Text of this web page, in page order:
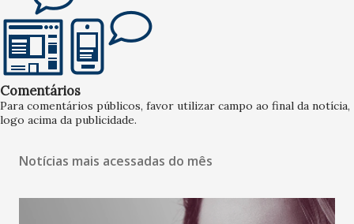
Comentários
Para comentários públicos, favor utilizar campo ao final da notícia,
logo acima da publicidade.
Notícias mais acessadas do mês